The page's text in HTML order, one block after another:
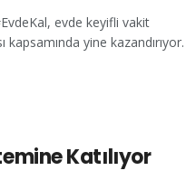
evde keyifli vakit
yine kazandırıyor.
Katılıyor